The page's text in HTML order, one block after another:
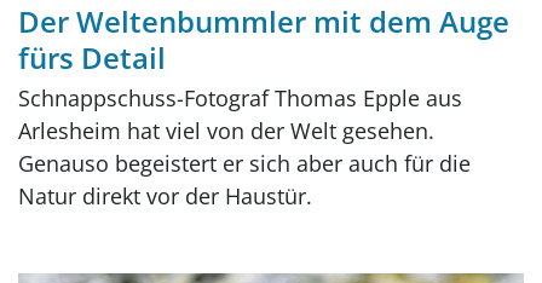
Der Weltenbummler mit dem Auge
fürs Detail
Schnappschuss-Fotograf Thomas Epple aus
Arlesheim hat viel von der Welt gesehen.
Genauso begeistert er sich aber auch für die
Natur direkt vor der Haustür.